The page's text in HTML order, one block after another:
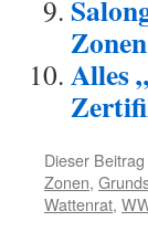
Alles
Dieser
Zonen,
Wattenrat,